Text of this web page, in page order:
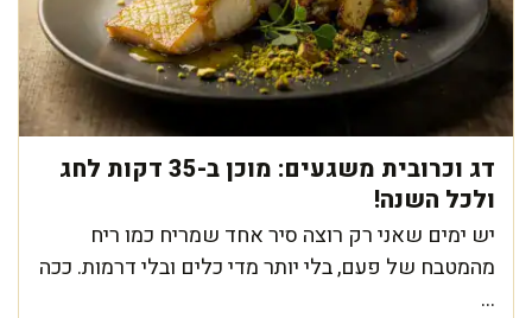
דג וכרובית משגעים: מוכן ב-35 דקות לחג
ולכל השנה!
יש ימים שאני רק רוצה סיר אחד שמריח כמו ריח
מהמטבח של פעם, בלי יותר מדי כלים ובלי דרמות. ככה
...